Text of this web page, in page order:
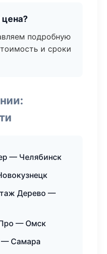
подробную
и сроки
— Челябинск
Дерево —
— Омск
— Самара